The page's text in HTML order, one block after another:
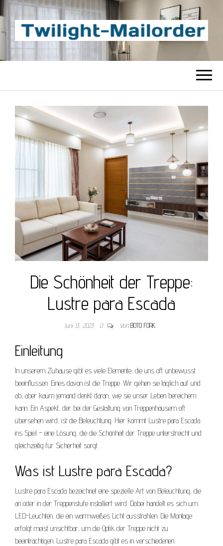
TWILIGHT-
MAILORDER
Beste Content-Sharing-Site
Die Schönheit der Treppe:
Lustre para Escada
Juni 13, 2023 0 Von BOTO FORK
Einleitung
In unserem Zuhause gibt es viele Elemente, die uns oft unbewusst
beeinflussen. Eines davon ist die Treppe. Wir gehen sie täglich auf und
ab, aber kaum jemand denkt daran, wie sie unser Leben bereichern
kann. Ein Aspekt, der bei der Gestaltung von Treppenhäusern oft
übersehen wird, ist die Beleuchtung. Hier kommt Lustre para Escada
ins Spiel – eine Lösung, die die Schönheit der Treppe unterstreicht und
gleichzeitig für Sicherheit sorgt.
Was ist Lustre para Escada?
Lustre para Escada bezeichnet eine spezielle Art von Beleuchtung, die
an oder in der Treppenstufe installiert wird. Dabei handelt es sich um
LED-Leuchten, die ein warmweißes Licht ausstrahlen. Die Montage
erfolgt meist unsichtbar, um die Optik der Treppe nicht zu
beeinträchtigen. Lustre para Escada gibt es in verschiedenen